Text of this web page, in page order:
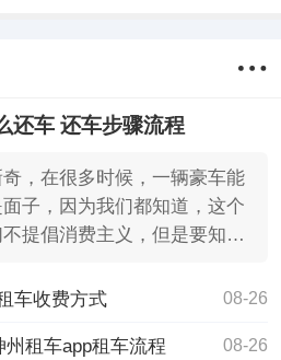
还车 还车步骤流程
，在很多时候，一辆豪车能
子，因为我们都知道，这个
提倡消费主义，但是要知道
车收费方式 08-26
租车app租车流程 08-26